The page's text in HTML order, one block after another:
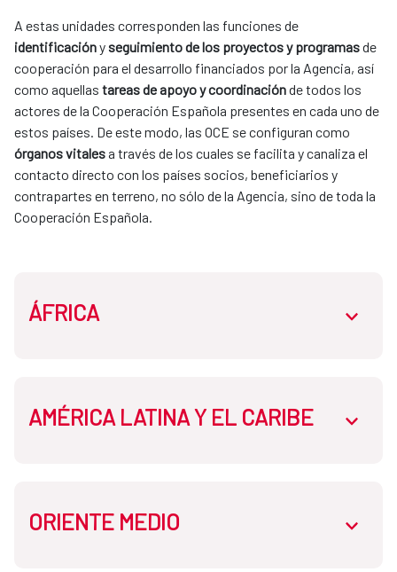
identificación y seguimiento de los proyectos y programas de
cooperación para el desarrollo financiados por la Agencia, así
como aquellas tareas de apoyo y coordinación de todos los
actores de la Cooperación Española presentes en cada uno de
órganos vitales a través de los cuales se facilita y canaliza el
contacto directo con los países socios, beneficiarios y
contrapartes en terreno, no sólo de la Agencia, sino de toda la
Cooperación Española.
ÁFRICA
Oficina de la Cooperación Española:
Argelia
AMÉRICA LATINA Y EL CARIBE
Oficina de la Cooperación Española: Bolivia
ORIENTE MEDIO